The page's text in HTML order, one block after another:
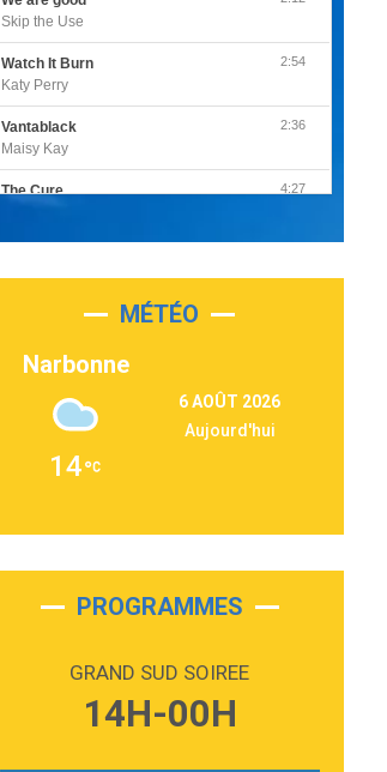
Skip the Use
Watch It Burn
Katy Perry
2:54
Vantablack
Maisy Kay
2:36
The Cure
4:27
Luke Combs
Second Chance
Martin Garrix & Ed Sheeran
Alex Warren
On My Soul
2:28
Phoebe Bridgers
MÉTÉO
Narbonne
14
6 AOÛT 2026
Aujourd'hui
PROGRAMMES
GRAND SUD SOIREE
14H-00H